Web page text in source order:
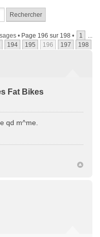
• Page 196 sur 198 • 1
...
194 195 196 197 198
Fat Bikes
qd m^me.